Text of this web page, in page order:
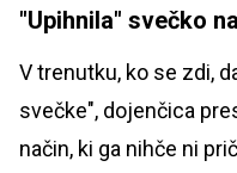
"Upihnila" svečko
V trenutku, ko se zdi,
svečke", dojenčica
način, ki ga nihče ni